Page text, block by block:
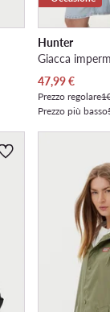
Hunter
Giacca
Prezzo attuale
47,99€
Prezzo regolare
Prezzo più basso